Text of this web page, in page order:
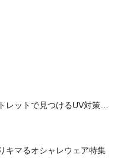
レットで見つけるUV対策ウ
キマるオシャレウェア特集